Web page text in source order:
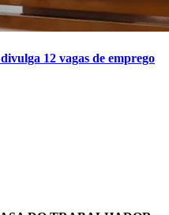
12 vagas de emprego